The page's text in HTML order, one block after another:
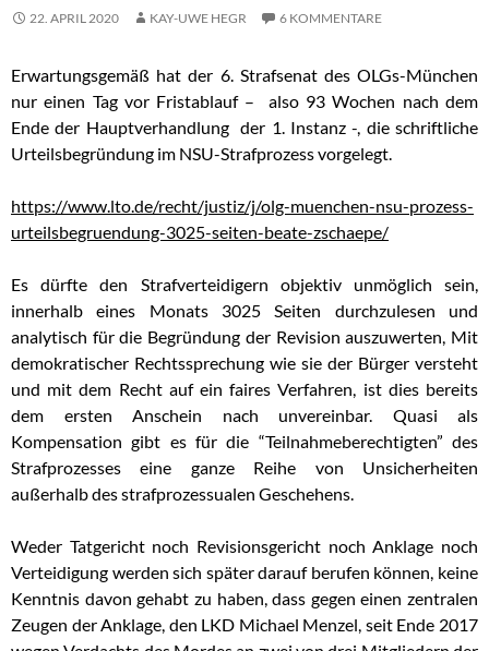
22. APRIL 2020 KAY-UWE HEGR 6 KOMMENTARE
Erwartungsgemäß hat der 6. Strafsenat des OLGs-München
nur einen Tag vor Fristablauf – also 93 Wochen nach dem
Ende der Hauptverhandlung der 1. Instanz -, die schriftliche
Urteilsbegründung im NSU-Strafprozess vorgelegt.
https://www.lto.de/recht/justiz/j/olg-muenchen-nsu-prozess-
urteilsbegruendung-3025-seiten-beate-zschaepe/
Es dürfte den Strafverteidigern objektiv unmöglich sein,
innerhalb eines Monats 3025 Seiten durchzulesen und
analytisch für die Begründung der Revision auszuwerten, Mit
demokratischer Rechtssprechung wie sie der Bürger versteht
und mit dem Recht auf ein faires Verfahren, ist dies bereits
dem ersten Anschein nach unvereinbar. Quasi als
Kompensation gibt es für die “Teilnahmeberechtigten” des
Strafprozesses eine ganze Reihe von Unsicherheiten
außerhalb des strafprozessualen Geschehens.
Weder Tatgericht noch Revisionsgericht noch Anklage noch
Verteidigung werden sich später darauf berufen können, keine
Kenntnis davon gehabt zu haben, dass gegen einen zentralen
Zeugen der Anklage, den LKD Michael Menzel, seit Ende 2017